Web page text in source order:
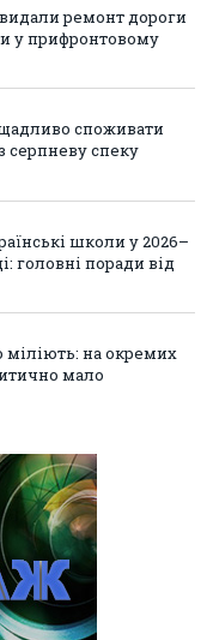
ремонт дороги
у прифронтовому
споживати
серпневу спеку
школи у 2026–
головні поради від
міліють: на окремих
мало